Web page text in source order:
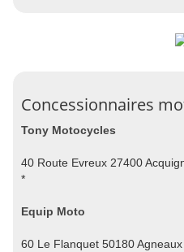
Concessionnaires
Tony Motocycles
40 Route Evreux 27400
*
Equip Moto
60 Le Flanquet 50180 Agneaux